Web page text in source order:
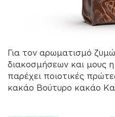
Για τον αρωματισμό
διακοσμήσεων και μους
παρέχει ποιοτικές
κακάο Βούτυρο κακάο